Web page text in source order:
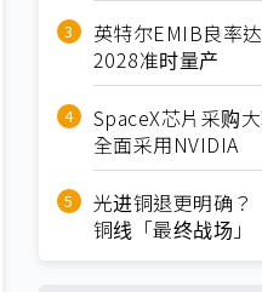
英特尔EMIB良率
2028准时量产
SpaceX芯片采购
全面采用NVIDIA
光进铜退更明确
铜线「最终战场」